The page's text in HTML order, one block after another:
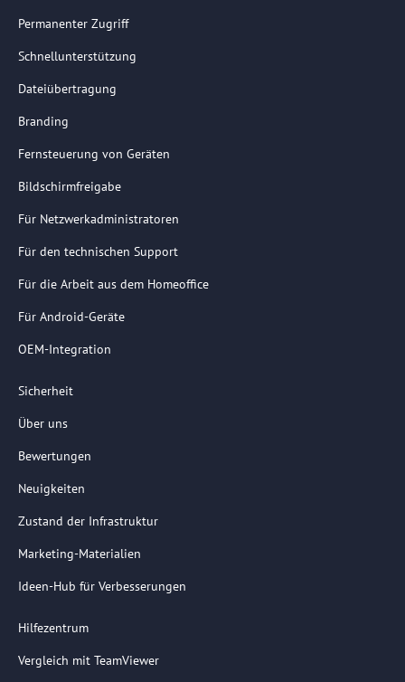
Permanenter Zugriff
Schnellunterstützung
Dateiübertragung
Branding
Fernsteuerung von Geräten
Bildschirmfreigabe
Für Netzwerkadministratoren
Für den technischen Support
Für die Arbeit aus dem Homeoffice
Für Android-Geräte
OEM-Integration
Sicherheit
Über uns
Bewertungen
Neuigkeiten
Zustand der Infrastruktur
Marketing-Materialien
Ideen-Hub für Verbesserungen
Hilfezentrum
Vergleich mit TeamViewer